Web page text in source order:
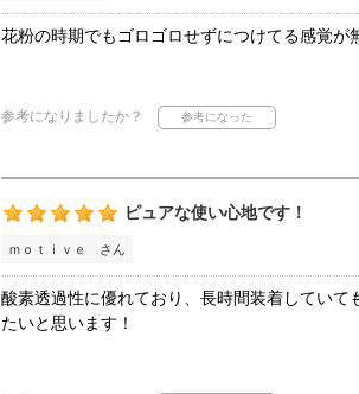
花粉の時期でもゴロゴロせずにつけてる感覚が
参考になりましたか？
ピュアな使い心地です！
ｍｏｔｉｖｅ さん
酸素透過性に優れており、長時間装着してい
たいと思います！